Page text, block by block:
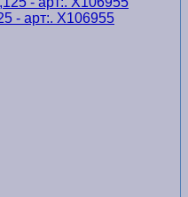
- арт:. Х106955